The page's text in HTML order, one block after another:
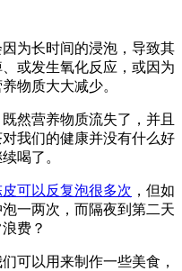
为长时间的浸泡，导致其
或发生氧化反应，或因为
物质大大减少。
然营养物质流失了，并且
我们的健康并没有什么好
喝了。
可以反复泡很多次 ，但如
一两次，而隔夜到第二天
费？
可以用来制作一些美食，